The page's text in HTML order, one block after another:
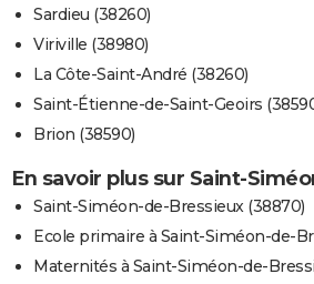
Sardieu (38260)
Viriville (38980)
La Côte-Saint-André (38260)
Saint-Étienne-de-Saint-Geoirs
Brion (38590)
En savoir plus sur Saint-
Saint-Siméon-de-Bressieux (38870)
Ecole primaire à Saint-Siméon-de-
Maternités à Saint-Siméon-de-